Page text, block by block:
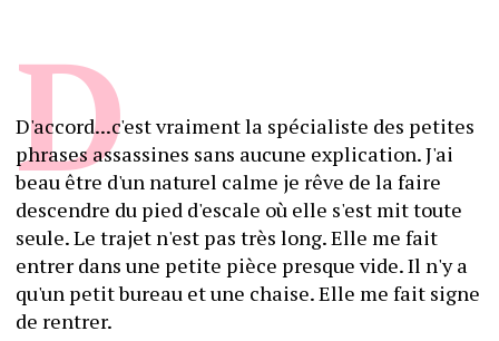
D'accord...c'est vraiment la spécialiste des petites
phrases assassines sans aucune explication. J'ai
beau être d'un naturel calme je rêve de la faire
descendre du pied d'escale où elle s'est mit toute
seule. Le trajet n'est pas très long. Elle me fait
entrer dans une petite pièce presque vide. Il n'y a
qu'un petit bureau et une chaise. Elle me fait signe
de rentrer.